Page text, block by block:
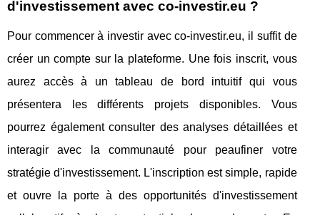
d'investissement avec co-investir.eu ?
Pour commencer à investir avec co-investir.eu, il suffit de
créer un compte sur la plateforme. Une fois inscrit, vous
aurez accès à un tableau de bord intuitif qui vous
présentera les différents projets disponibles. Vous
pourrez également consulter des analyses détaillées et
interagir avec la communauté pour peaufiner votre
stratégie d'investissement. L'inscription est simple, rapide
et ouvre la porte à des opportunités d'investissement